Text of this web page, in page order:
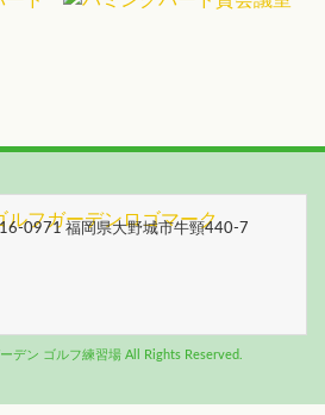
0971 福岡県大野城市牛頸440-7
デン ゴルフ練習場 All Rights Reserved.